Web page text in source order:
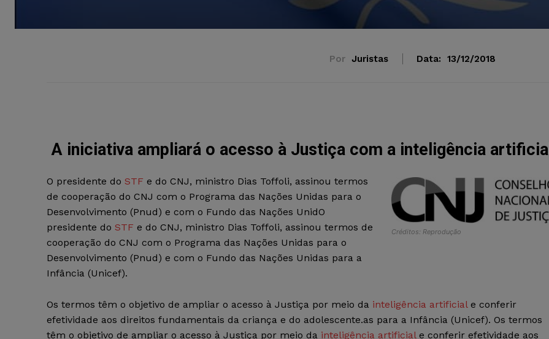
Por Juristas Data: 13/12/2018
A iniciativa ampliará o acesso à Justiça com a inteligência artificial
Créditos: Reprodução
O presidente do STF e do CNJ, ministro Dias Toffoli, assinou termos
de cooperação do CNJ com o Programa das Nações Unidas para o
Desenvolvimento (Pnud) e com o Fundo das Nações UnidO
presidente do STF e do CNJ, ministro Dias Toffoli, assinou termos de
cooperação do CNJ com o Programa das Nações Unidas para o
Desenvolvimento (Pnud) e com o Fundo das Nações Unidas para a
Infância (Unicef).
Os termos têm o objetivo de ampliar o acesso à Justiça por meio da inteligência artificiale conferir
efetividade aos direitos fundamentais da criança e do adolescente.as para a Infância (Unicef). Os termos
têm o objetivo de ampliar o acesso à Justiça por meio da inteligência artificiale conferir efetividade aos